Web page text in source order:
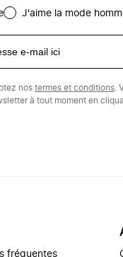
J'aime la mode
nos termes et conditions .
à tout moment en
fréquentes